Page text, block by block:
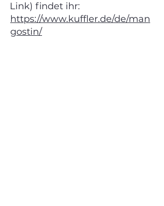
Link) findet ihr:
https://www.kuffler.de/de/man
gostin/